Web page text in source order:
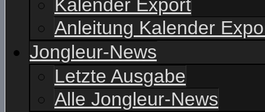
Kalender Export
Anleitung Kalender
Jongleur-News
Letzte Ausgabe
Alle Jongleur-News